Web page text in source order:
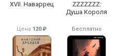
XVII. Наваррец
ZZZZZZZ:
Душа Короля
Цена 120 ₽ Бесплатно